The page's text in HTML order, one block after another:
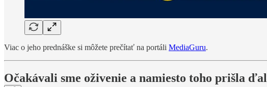
Viac o jeho prednáške si môžete prečítať na portáli MediaGuru.
Očakávali sme oživenie a namiesto toho prišla